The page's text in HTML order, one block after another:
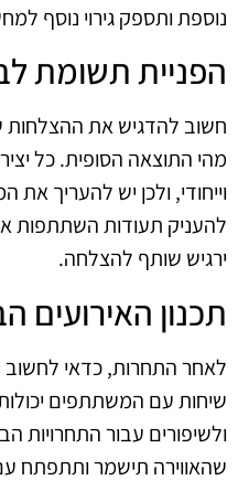
נוספת ותספק גירוי נוסף
הפניית תשומת
חשוב להדגיש את
מהי התוצאה הסופית. כל
וייחודי, ולכן יש להעריך
להעניק תעודות השתתפות
ירגיש שותף להצלחה.
תכנון האירועים
לאחר התחרות, כדאי
שיחות עם המשתתפים
ולשיפורים עבור התחרויות
שהאווירה תישמר ותתפתח